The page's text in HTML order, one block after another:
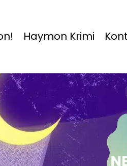
Haymon Krimi